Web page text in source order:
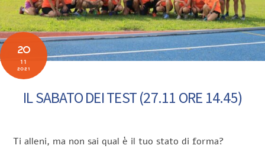
20
11
2021
IL SABATO DEI TEST (27.11 ORE 14.45)
Ti alleni, ma non sai qual è il tuo stato di forma?